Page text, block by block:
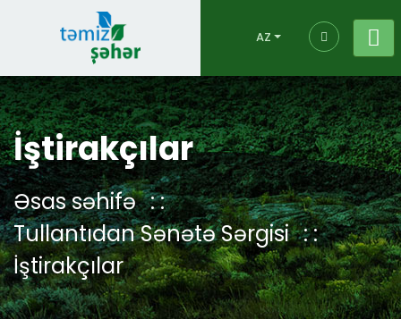
AZ
İştirakçılar
Əsas səhifə
Tullantıdan Sənətə Sərgisi
İştirakçılar